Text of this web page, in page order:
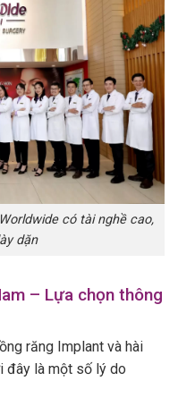
có tài nghề cao,
dặn
– Lựa chọn thông
răng Implant và hài
đây là một số lý do